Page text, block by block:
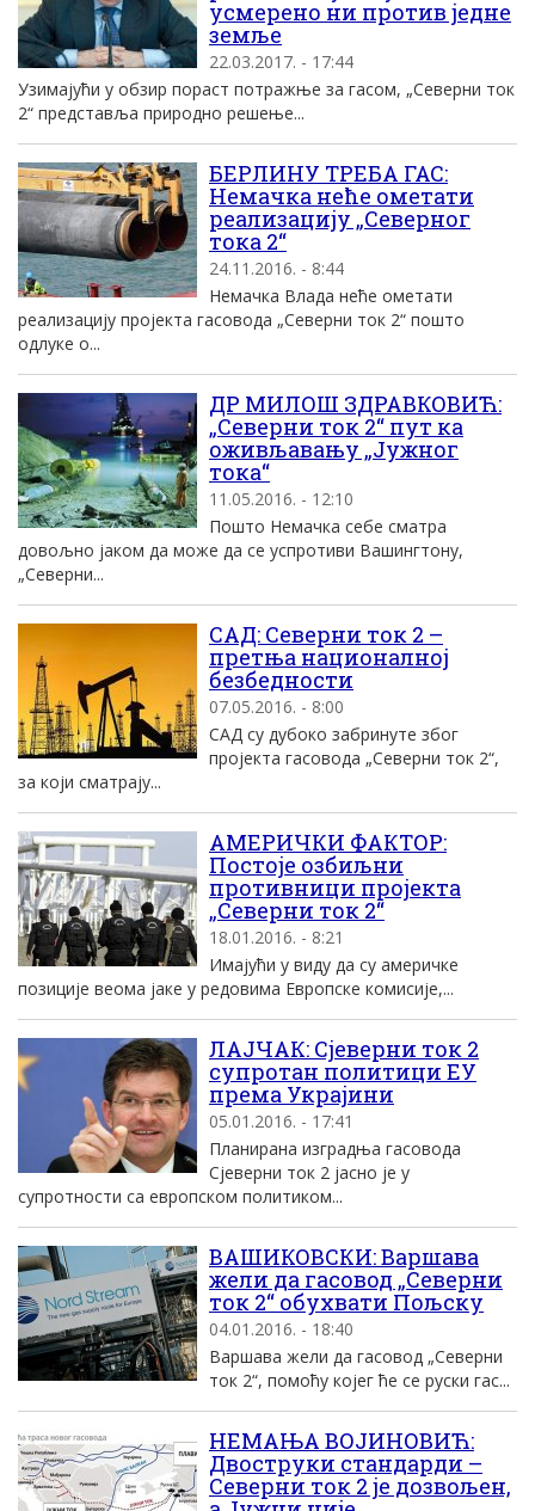
усмерено ни против једне
земље
22.03.2017. - 17:44
Узимајући у обзир пораст потражње за гасом, „Северни ток
2“ представља природно решење...
БЕРЛИНУ ТРЕБА ГАС:
Немачка неће ометати
реализацију „Северног
тока 2“
24.11.2016. - 8:44
Немачка Влада неће ометати
реализацију пројекта гасовода „Северни ток 2“ пошто
одлуке о...
ДР МИЛОШ ЗДРАВКОВИЋ:
„Северни ток 2“ пут ка
оживљавању „Јужног
тока“
11.05.2016. - 12:10
Пошто Немачка себе сматра
довољно јаком да може да се успротиви Вашингтону,
„Северни...
СAД: Северни ток 2 –
претња националноj
безбедности
07.05.2016. - 8:00
СAД су дубоко забринуте због
проjекта гасовода „Северни ток 2“,
за коjи сматраjу...
АМЕРИЧКИ ФАКТОР:
Постоје озбиљни
противници пројекта
„Северни ток 2“
18.01.2016. - 8:21
Имајући у виду да су америчке
позиције веома јаке у редовима Европске комисије,...
ЛАЈЧАК: Сјеверни ток 2
супротан политици ЕУ
према Украјини
05.01.2016. - 17:41
Планирана изградња гасовода
Сјеверни ток 2 јасно је у
супротности са европском политиком...
ВАШИКОВСКИ: Варшава
жели да гасовод „Северни
ток 2“ обухвати Пољску
04.01.2016. - 18:40
Варшава жели да гасовод „Северни
ток 2“, помоћу којег ће се руски гас...
НЕМАЊА ВОЈИНОВИЋ:
Двоструки стандарди –
Северни ток 2 је дозвољен,